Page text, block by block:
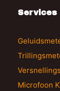
Services
Microfoon